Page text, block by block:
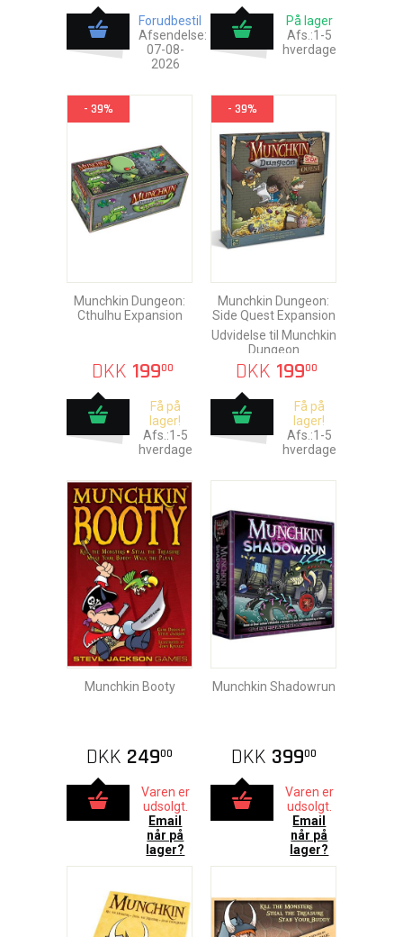
Forudbestil
Afsendelse:
07-08-
2026
På lager
Afs.:1-5
hverdage
- 39%
Munchkin Dungeon:
Cthulhu Expansion
DKK 19900
Få på
lager!
Afs.:1-5
hverdage
- 39%
Munchkin Dungeon:
Side Quest Expansion
Udvidelse til Munchkin
Dungeon
DKK 19900
Få på
lager!
Afs.:1-5
hverdage
Munchkin Booty
DKK 24900
Varen er
udsolgt.
Email
når på
lager?
Munchkin Shadowrun
DKK 39900
Varen er
udsolgt.
Email
når på
lager?